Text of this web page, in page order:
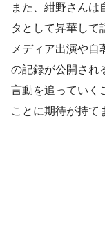
また、紺野さんは
タとして昇華して
メディア出演や
の記録が公開され
言動を追っていく
ことに期待が持て